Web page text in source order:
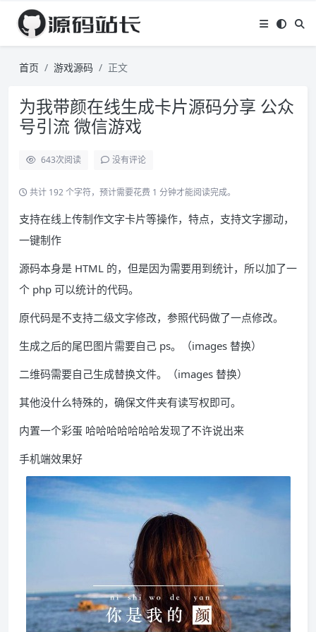
首页 游戏源码 正文
为我带颜在线生成卡片源码分享 公众
号引流 微信游戏
643次阅读 没有评论
共计 192 个字符，预计需要花费 1 分钟才能阅读完成。
支持在线上传制作文字卡片等操作，特点，支持文字挪动，
一键制作
源码本身是 HTML 的，但是因为需要用到统计，所以加了一
个 php 可以统计的代码。
原代码是不支持二级文字修改，参照代码做了一点修改。
生成之后的尾巴图片需要自己 ps。（images 替换）
二维码需要自己生成替换文件。（images 替换）
其他没什么特殊的，确保文件夹有读写权即可。
内置一个彩蛋 哈哈哈哈哈哈哈发现了不许说出来
手机端效果好